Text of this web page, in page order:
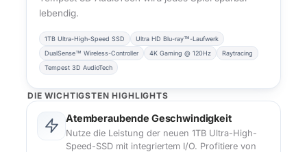
lebendig.
1TB Ultra-High-Speed SSD
Ultra HD Blu-ray™-Laufwerk
DualSense™ Wireless-Controller
4K Gaming @ 120Hz
Raytracing
Tempest 3D AudioTech
DIE WICHTIGSTEN HIGHLIGHTS
Atemberaubende Geschwindigkeit
Nutze die Leistung der neuen 1TB Ultra-High-
Speed-SSD mit integriertem I/O. Profitiere von